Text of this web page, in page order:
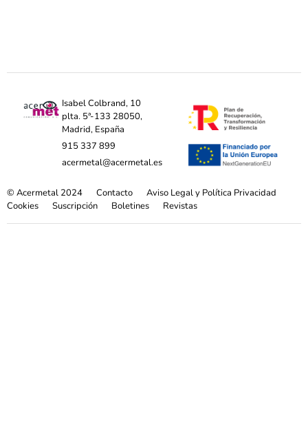
Isabel Colbrand, 10
plta. 5ª-133 28050,
Madrid, España
915 337 899
acermetal@acermetal.es
© Acermetal 2024 Contacto
Aviso Legal y Política Privacidad
Cookies
Suscripción Boletines Revistas